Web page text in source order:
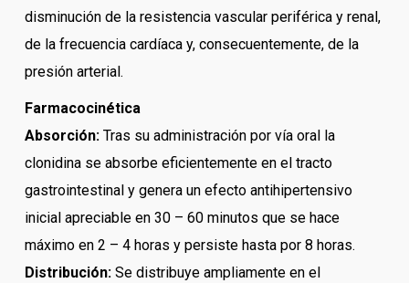
disminución de la resistencia vascular periférica y renal,
de la frecuencia cardíaca y, consecuentemente, de la
presión arterial.
Farmacocinética
Absorción:Tras su administración por vía oral la
clonidina se absorbe eficientemente en el tracto
gastrointestinal y genera un efecto antihipertensivo
inicial apreciable en 30 – 60 minutos que se hace
máximo en 2 – 4 horas y persiste hasta por 8 horas.
Distribución:Se distribuye ampliamente en el